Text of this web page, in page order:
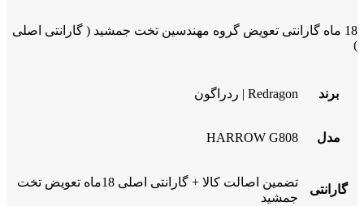
18 ماه گارانتی تعویض گروه مهندسین تخت جمشید ( گارانتی اصلی
)
برند Redragon | ردراگون
مدل HARROW G808
گارانتی
تضمین اصالت کالا + گارانتی اصلی 18ماه تعویض تخت
جمشید